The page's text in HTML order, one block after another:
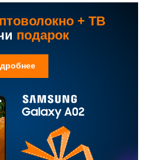
+ ТВ
подарок